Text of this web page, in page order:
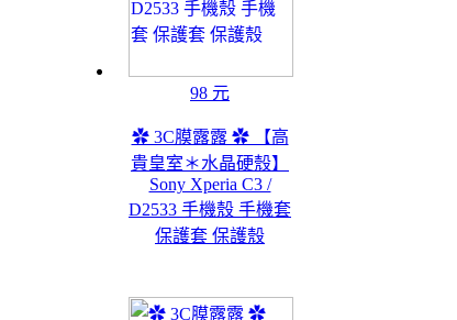
98 元
✿ 3C膜露露 ✿ 【高
貴皇室＊水晶硬殼】
Sony Xperia C3 /
D2533 手機殼 手機套
保護套 保護殼